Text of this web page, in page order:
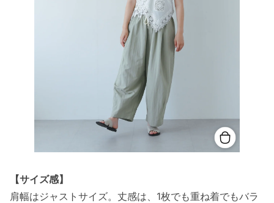
【サイズ感】
肩幅はジャストサイズ。丈感は、1枚でも重ね着でもバラ